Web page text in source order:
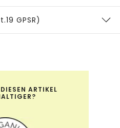
GPSR)
ARTIKEL